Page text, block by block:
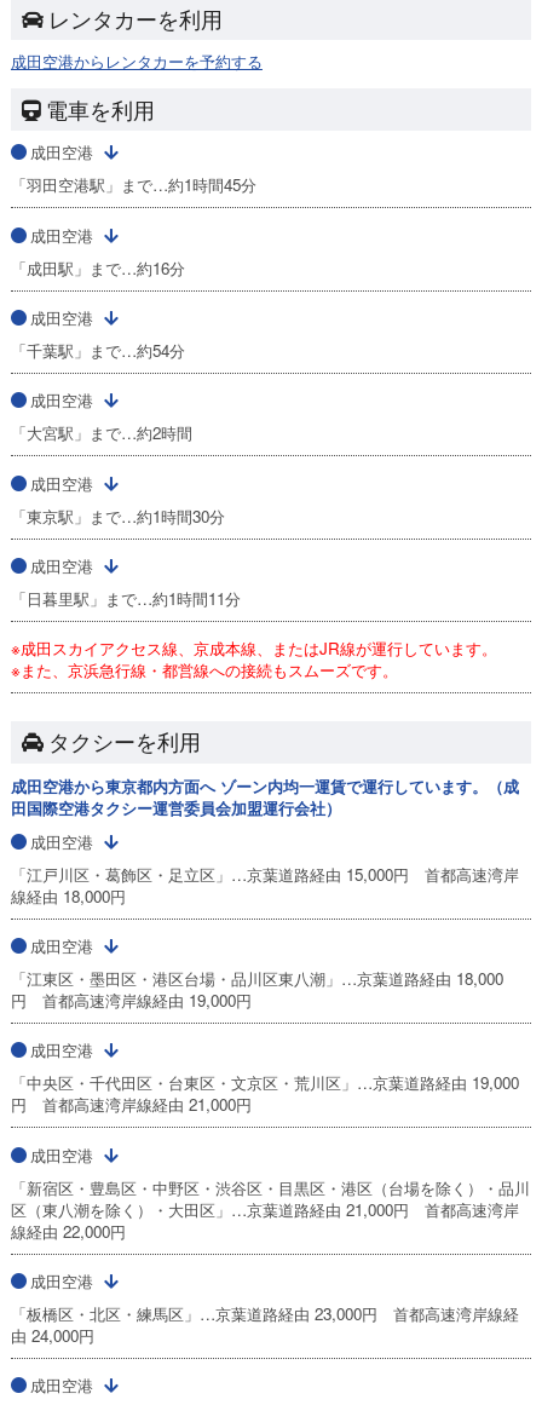
レンタカーを利用
成田空港からレンタカーを予約する
電車を利用
成田空港
「羽田空港駅」まで…約1時間45分
成田空港
「成田駅」まで…約16分
成田空港
「千葉駅」まで…約54分
成田空港
「大宮駅」まで…約2時間
成田空港
「東京駅」まで…約1時間30分
成田空港
「日暮里駅」まで…約1時間11分
※成田スカイアクセス線、京成本線、またはJR線が運行しています。
※また、京浜急行線・都営線への接続もスムーズです。
タクシーを利用
成田空港から東京都内方面へ ゾーン内均一運賃で運行しています。（成
田国際空港タクシー運営委員会加盟運行会社）
成田空港
「江戸川区・葛飾区・足立区」…京葉道路経由 15,000円 首都高速湾岸
線経由 18,000円
成田空港
「江東区・墨田区・港区台場・品川区東八潮」…京葉道路経由 18,000
円 首都高速湾岸線経由 19,000円
成田空港
「中央区・千代田区・台東区・文京区・荒川区」…京葉道路経由 19,000
円 首都高速湾岸線経由 21,000円
成田空港
「新宿区・豊島区・中野区・渋谷区・目黒区・港区（台場を除く）・品川
区（東八潮を除く）・大田区」…京葉道路経由 21,000円 首都高速湾岸
線経由 22,000円
成田空港
「板橋区・北区・練馬区」…京葉道路経由 23,000円 首都高速湾岸線経
由 24,000円
成田空港